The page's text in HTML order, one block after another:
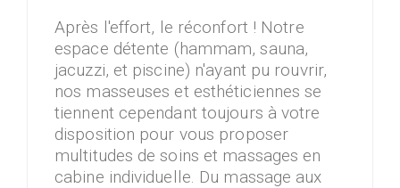
Après l'effort, le réconfort ! Notre
espace détente (hammam, sauna,
jacuzzi, et piscine) n'ayant pu rouvrir,
nos masseuses et esthéticiennes se
tiennent cependant toujours à votre
disposition pour vous proposer
multitudes de soins et massages en
cabine individuelle. Du massage aux